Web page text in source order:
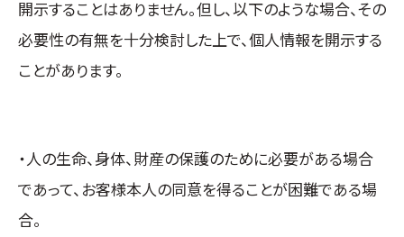
開示することはありません。但し、以下のような場合、その
必要性の有無を十分検討した上で、個人情報を開示する
ことがあります。
・人の生命、身体、財産の保護のために必要がある場合
であって、お客様本人の同意を得ることが困難である場
合。